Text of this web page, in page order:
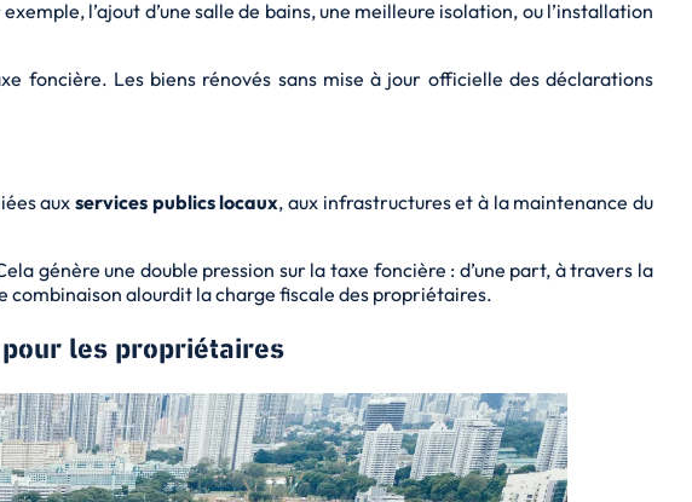
l’ajout d’une salle de bains, une meilleure isolation, ou l’installation
foncière. Les biens rénovés sans mise à jour officielle des déclarations
auxservices publics locaux, aux infrastructures et à la maintenance du
génère une double pression sur la taxe foncière : d’une part, à travers la
combinaison alourdit la charge fiscale des propriétaires.
les propriétaires